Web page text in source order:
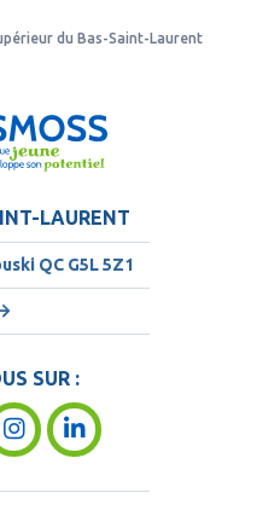
du Bas-Saint-Laurent
LAURENT
QC G5L 5Z1
SUR :